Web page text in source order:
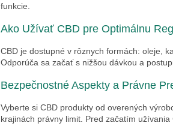
funkcie.
Ako Užívať CBD pre Optimálnu
CBD je dostupné v rôznych formách: oleje,
Odporúča sa začať s nižšou dávkou a
Bezpečnostné Aspekty a Právne
Vyberte si CBD produkty od overených
krajinách právny limit. Pred začatím